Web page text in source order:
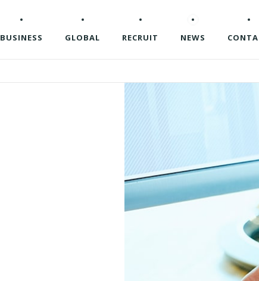
BUSINESS GLOBAL RECRUIT NEWS